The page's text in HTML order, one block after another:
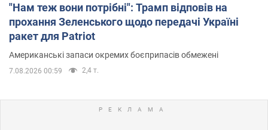
"Нам теж вони потрібні": Трамп відповів на
прохання Зеленського щодо передачі Україні
ракет для Patriot
Американські запаси окремих боєприпасів обмежені
7.08.2026 00:59 2,4 т.